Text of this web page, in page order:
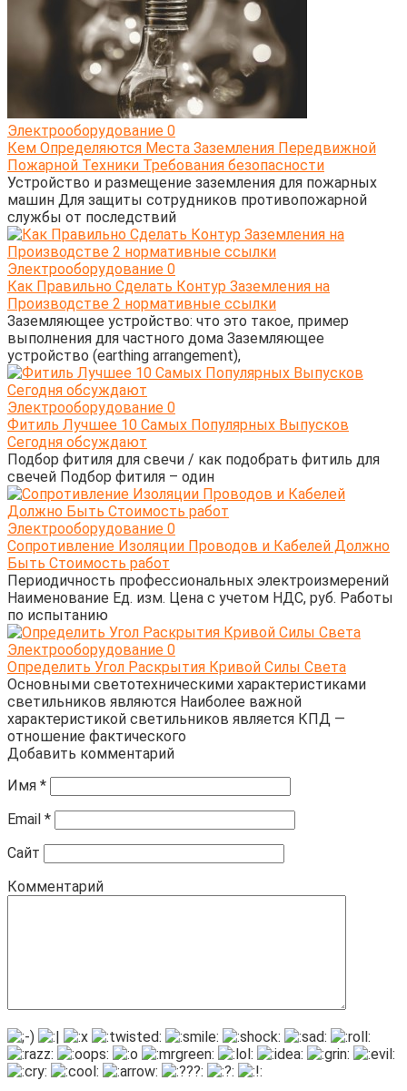
Электрооборудование 0
Кем Определяются Места Заземления Передвижной
Пожарной Техники Требования безопасности
Устройство и размещение заземления для пожарных
машин Для защиты сотрудников противопожарной
службы от последствий
Электрооборудование 0
Как Правильно Сделать Контур Заземления на
Производстве 2 нормативные ссылки
Заземляющее устройство: что это такое, пример
выполнения для частного дома Заземляющее
устройство (earthing arrangement),
Электрооборудование 0
Фитиль Лучшее 10 Самых Популярных Выпусков
Сегодня обсуждают
Подбор фитиля для свечи / как подобрать фитиль для
свечей Подбор фитиля – один
Электрооборудование 0
Сопротивление Изоляции Проводов и Кабелей Должно
Быть Стоимость работ
Периодичность профессиональных электроизмерений
Наименование Ед. изм. Цена с учетом НДС, руб. Работы
по испытанию
Электрооборудование 0
Определить Угол Раскрытия Кривой Силы Света
Основными светотехническими характеристиками
светильников являются Наиболее важной
характеристикой светильников является КПД —
отношение фактического
Добавить комментарий
Имя *
Email *
Сайт
Комментарий